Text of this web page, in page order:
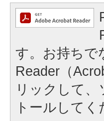
す。お持ちで
Reader（
リックして
トールしてく